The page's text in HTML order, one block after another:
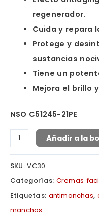
regenerador.
Cuida y repara
Protege y
sustancias
Tiene un
Mejora el brillo
NSO C51245-21PE
Añadir a la
SKU:VC30
Categorías: Cremas
Etiquetas: antimanchas,
manchas